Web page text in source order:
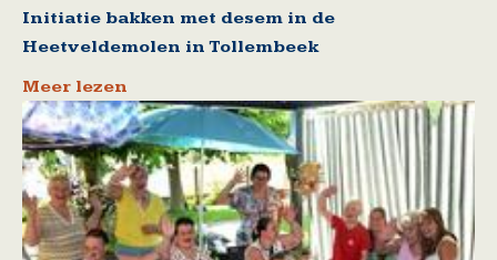
Initiatie bakken met desem in de
Heetveldemolen in Tollembeek
Meer lezen